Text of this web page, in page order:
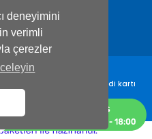
deneyimini
verimli
çerezler
Tüm hakları saklıdır. Kredi kartı
e-
ile